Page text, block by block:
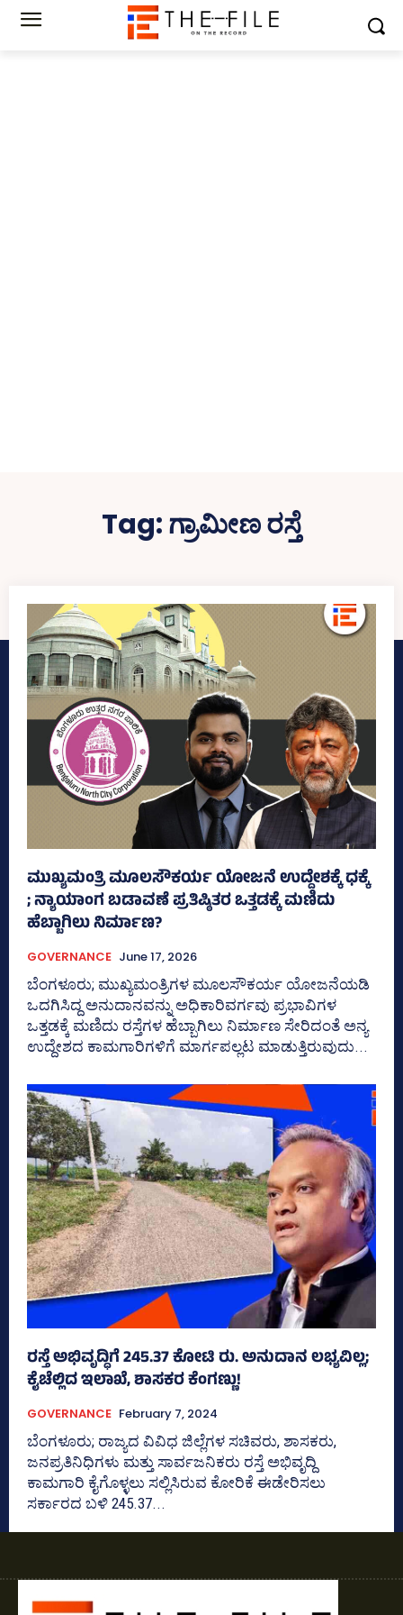
Tag:ಗ್ರಾಮೀಣ ರಸ್ತೆ
ಮುಖ್ಯಮಂತ್ರಿ ಮೂಲಸೌಕರ್ಯ ಯೋಜನೆ ಉದ್ದೇಶಕ್ಕೆ ಧಕ್ಕೆ
; ನ್ಯಾಯಾಂಗ ಬಡಾವಣೆ ಪ್ರತಿಷ್ಠಿತರ ಒತ್ತಡಕ್ಕೆ ಮಣಿದು
ಹೆಬ್ಬಾಗಿಲು ನಿರ್ಮಾಣ?
GOVERNANCE June 17, 2026
ಬೆಂಗಳೂರು; ಮುಖ್ಯಮಂತ್ರಿಗಳ ಮೂಲಸೌಕರ್ಯ ಯೋಜನೆಯಡಿ
ಒದಗಿಸಿದ್ದ ಅನುದಾನವನ್ನು ಅಧಿಕಾರಿವರ್ಗವು ಪ್ರಭಾವಿಗಳ
ಒತ್ತಡಕ್ಕೆ ಮಣಿದು ರಸ್ತೆಗಳ ಹೆಬ್ಬಾಗಿಲು ನಿರ್ಮಾಣ ಸೇರಿದಂತೆ ಅನ್ಯ
ಉದ್ದೇಶದ ಕಾಮಗಾರಿಗಳಿಗೆ ಮಾರ್ಗಪಲ್ಲಟ ಮಾಡುತ್ತಿರುವುದು...
ರಸ್ತೆ ಅಭಿವೃದ್ಧಿಗೆ 245.37 ಕೋಟಿ ರು. ಅನುದಾನ ಲಭ್ಯವಿಲ್ಲ;
ಕೈಚೆಲ್ಲಿದ ಇಲಾಖೆ, ಶಾಸಕರ ಕೆಂಗಣ್ಣು!
GOVERNANCE February 7, 2024
ಬೆಂಗಳೂರು; ರಾಜ್ಯದ ವಿವಿಧ ಜಿಲ್ಲೆಗಳ ಸಚಿವರು, ಶಾಸಕರು,
ಜನಪ್ರತಿನಿಧಿಗಳು ಮತ್ತು ಸಾರ್ವಜನಿಕರು ರಸ್ತೆ ಅಭಿವೃದ್ದಿ
ಕಾಮಗಾರಿ ಕೈಗೊಳ್ಳಲು ಸಲ್ಲಿಸಿರುವ ಕೋರಿಕೆ ಈಡೇರಿಸಲು
ಸರ್ಕಾರದ ಬಳಿ 245.37...